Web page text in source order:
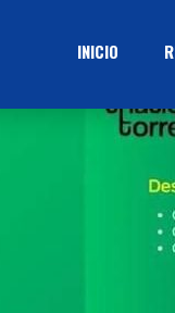
INICIO